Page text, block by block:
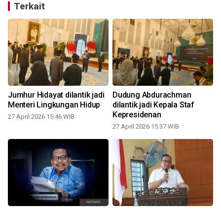
Terkait
Jumhur Hidayat dilantik jadi
Menteri Lingkungan Hidup
27 April 2026 15:46 WIB
Dudung Abdurachman
dilantik jadi Kepala Staf
Kepresidenan
27 April 2026 15:37 WIB